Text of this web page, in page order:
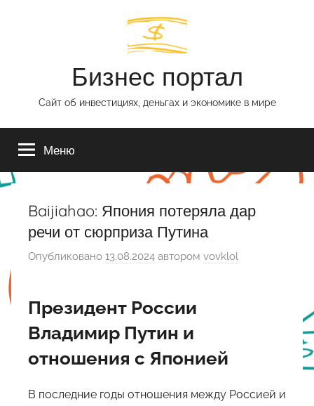
Бизнес портал
Сайт об инвестициях, деньгах и экономике в мире
Меню
Baijiahao: Япония потеряла дар
речи от сюрприза Путина
Опубликовано 13.08.2024 автором vovklol
Президент России
Владимир Путин и
отношения с Японией
В последние годы отношения между Россией и